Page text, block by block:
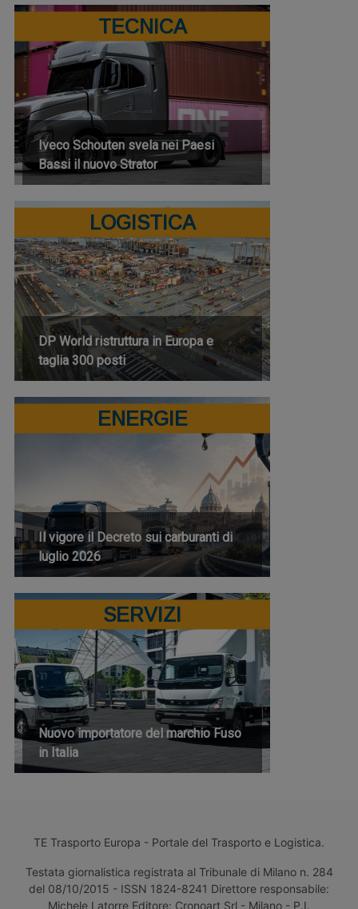
TECNICA
Iveco Schouten svela nei Paesi
Bassi il nuovo Strator
LOGISTICA
DP World ristruttura in Europa e
taglia 300 posti
ENERGIE
Il vigore il Decreto sui carburanti di
luglio 2026
SERVIZI
Nuovo importatore del marchio Fuso
in Italia
TE Trasporto Europa - Portale del Trasporto e Logistica.
Testata giornalistica registrata al Tribunale di Milano n. 284
del 08/10/2015 - ISSN 1824-8241 Direttore responsabile:
Michele Latorre Editore: Cronoart Srl - Milano - P.I.